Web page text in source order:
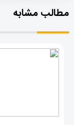
مطالب مشابه